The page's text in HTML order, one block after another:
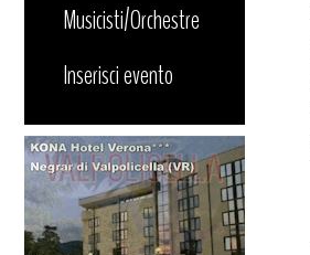
Musicisti/Orchestre
Inserisci evento